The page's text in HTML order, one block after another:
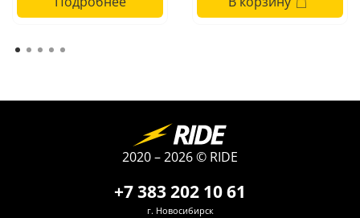
ремонту и сборщиков электроники.
+7 383 202 10 61
г. Новосибирск
2020 – 2026 © RIDE